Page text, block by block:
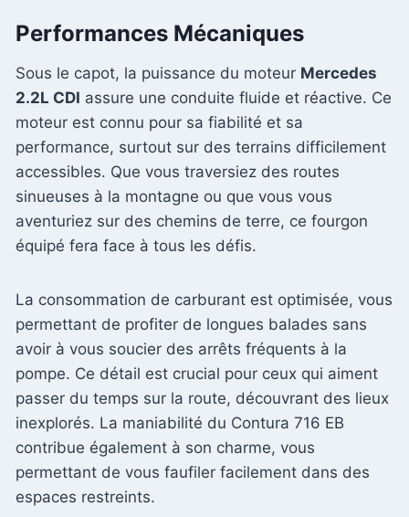
Performances Mécaniques
Sous le capot, la puissance du moteur Mercedes
2.2L CDI assure une conduite fluide et réactive. Ce
moteur est connu pour sa fiabilité et sa
performance, surtout sur des terrains difficilement
accessibles. Que vous traversiez des routes
sinueuses à la montagne ou que vous vous
aventuriez sur des chemins de terre, ce fourgon
équipé fera face à tous les défis.
La consommation de carburant est optimisée, vous
permettant de profiter de longues balades sans
avoir à vous soucier des arrêts fréquents à la
pompe. Ce détail est crucial pour ceux qui aiment
passer du temps sur la route, découvrant des lieux
inexplorés. La maniabilité du Contura 716 EB
contribue également à son charme, vous
permettant de vous faufiler facilement dans des
espaces restreints.